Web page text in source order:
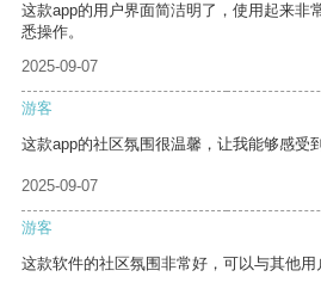
这款app的用户界面简洁明了，使用起来非
悉操作。
2025-09-07
游客
这款app的社区氛围很温馨，让我能够感受
2025-09-07
游客
这款软件的社区氛围非常好，可以与其他用